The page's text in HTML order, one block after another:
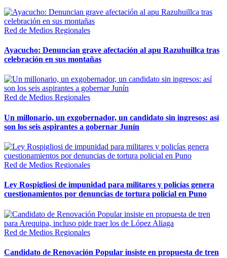
Red de Medios Regionales
Ayacucho: Denuncian grave afectación al apu Razuhuillca tras
celebración en sus montañas
Red de Medios Regionales
Un millonario, un exgobernador, un candidato sin ingresos: así
son los seis aspirantes a gobernar Junín
Red de Medios Regionales
Ley Rospigliosi de impunidad para militares y policías genera
cuestionamientos por denuncias de tortura policial en Puno
Red de Medios Regionales
Candidato de Renovación Popular insiste en propuesta de tren